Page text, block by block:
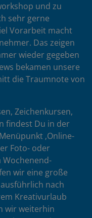
und zu
sehr gerne
Vorarbeit macht
Das zeigen
wieder gegeben
bekamen unsere
die Traumnote von
Zeichenkursen,
findest Du in der
‚Online-
Foto- oder
Wochenend-
wir eine große
nach
Kreativurlaub
wir weiterhin